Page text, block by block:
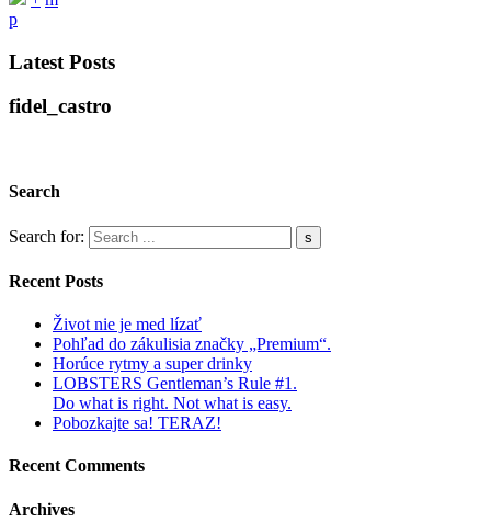
p
Latest Posts
fidel_castro
Search
Search for:
Recent Posts
Život nie je med lízať
Pohľad do zákulisia značky „Premium“.
Horúce rytmy a super drinky
LOBSTERS Gentleman’s Rule #1.
Do what is right. Not what is easy.
Pobozkajte sa! TERAZ!
Recent Comments
Archives